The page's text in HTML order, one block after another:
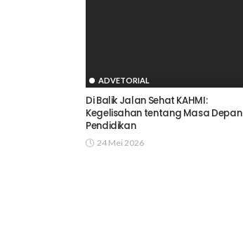
ADVETORIAL
Di Balik Jalan Sehat KAHMI:
Kegelisahan tentang Masa Depan
Pendidikan
24 Mei 2026